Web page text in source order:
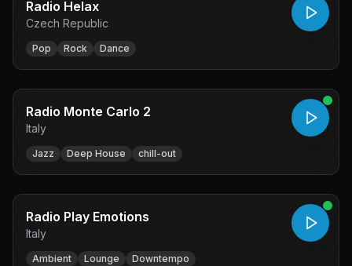
Radio Helax
Czech Republic
Pop Rock Dance
Radio Monte Carlo 2
Italy
Jazz Deep House chill-out
Radio Play Emotions
Italy
Ambient Lounge Downtempo